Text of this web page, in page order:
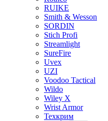
RUIKE
Smith & Wesson
SORDIN
Stich Profi
Streamlight
SureFire
Uvex
UZI
Voodoo Tactical
Wildo
Wiley X
Wrist Armor
Техкрим